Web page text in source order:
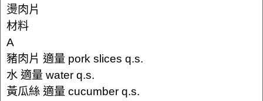
燙肉片
材料
A
豬肉片 適量 pork slices q.s.
水 適量 water q.s.
黃瓜絲 適量 cucumber q.s.